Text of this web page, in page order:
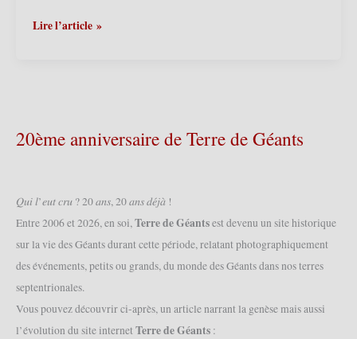
la
Ploegsteert
de
nouveaux
(05/09/2008)
Lire l’article »
20ème anniversaire de Terre de Géants
𝑄𝑢𝑖 𝑙’𝑒𝑢𝑡 𝑐𝑟𝑢 ? 20 𝑎𝑛𝑠, 20 𝑎𝑛𝑠 𝑑𝑒́𝑗𝑎̀ !
Entre 2006 et 2026, en soi,Terre de Géantsest devenu un site historique
sur la vie des Géants durant cette période, relatant photographiquement
des événements, petits ou grands, du monde des Géants dans nos terres
septentrionales.
Vous pouvez découvrir ci-après, un article narrant la genèse mais aussi
l’évolution du site internet Terre de Géants :